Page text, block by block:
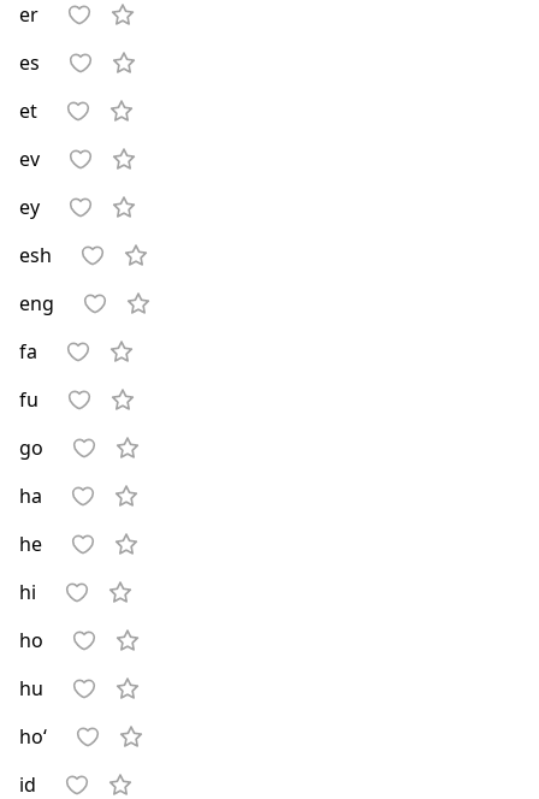
er
es
et
ev
ey
esh
eng
fa
fu
go
ha
he
hi
ho
hu
ho‘
id